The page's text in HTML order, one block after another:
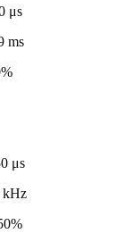
μs
μs